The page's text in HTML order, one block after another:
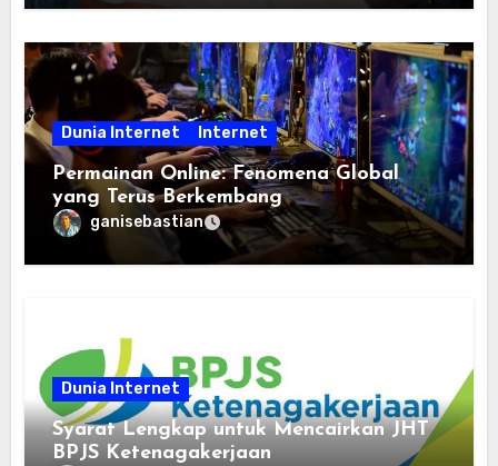
Dunia Internet Internet
Permainan Online: Fenomena Global
yang Terus Berkembang
ganisebastian
Dunia Internet
Syarat Lengkap untuk Mencairkan JHT
BPJS Ketenagakerjaan